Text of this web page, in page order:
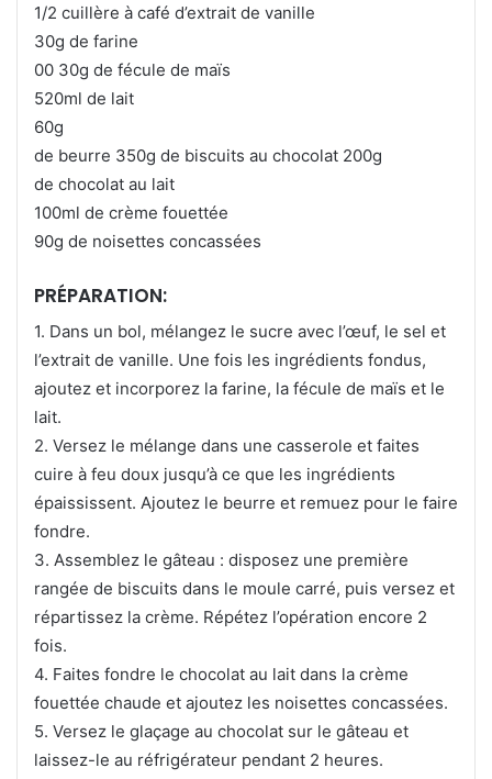
1/2 cuillère à café d’extrait de vanille
30g de farine
00 30g de fécule de maïs
520ml de lait
60g
de beurre 350g de biscuits au chocolat 200g
de chocolat au lait
100ml de crème fouettée
90g de noisettes concassées
PRÉPARATION:
1. Dans un bol, mélangez le sucre avec l’œuf, le sel et
l’extrait de vanille. Une fois les ingrédients fondus,
ajoutez et incorporez la farine, la fécule de maïs et le
lait.
2. Versez le mélange dans une casserole et faites
cuire à feu doux jusqu’à ce que les ingrédients
épaississent. Ajoutez le beurre et remuez pour le faire
fondre.
3. Assemblez le gâteau : disposez une première
rangée de biscuits dans le moule carré, puis versez et
répartissez la crème. Répétez l’opération encore 2
fois.
4. Faites fondre le chocolat au lait dans la crème
fouettée chaude et ajoutez les noisettes concassées.
5. Versez le glaçage au chocolat sur le gâteau et
laissez-le au réfrigérateur pendant 2 heures.